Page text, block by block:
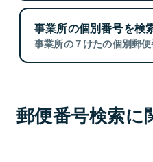
事業所の個別番号を検
事業所の７けたの個別郵便
郵便番号検索に